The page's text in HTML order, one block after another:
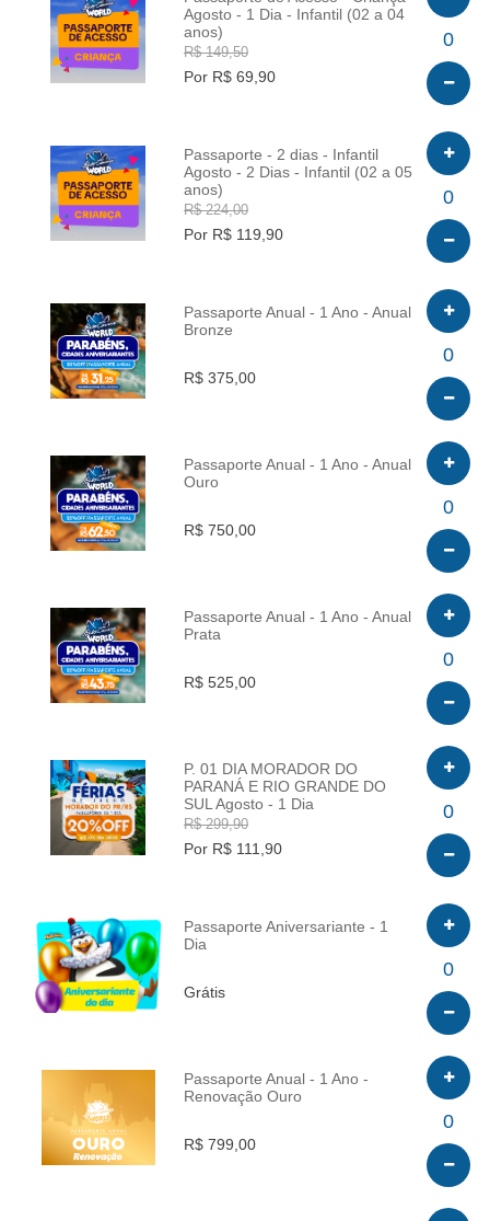
INFO
Agosto - 1 Dia - Infantil (02 a 04
anos)
R$ 149,50
Por R$ 69,90
0
INFO
Passaporte - 2 dias - Infantil
Agosto - 2 Dias - Infantil (02 a 05
anos)
R$ 224,00
Por R$ 119,90
0
INFO
Passaporte Anual - 1 Ano - Anual
Bronze
R$ 375,00
0
INFO
Passaporte Anual - 1 Ano - Anual
Ouro
R$ 750,00
0
INFO
Passaporte Anual - 1 Ano - Anual
Prata
R$ 525,00
0
INFO
P. 01 DIA MORADOR DO
PARANÁ E RIO GRANDE DO
SUL Agosto - 1 Dia
R$ 299,90
Por R$ 111,90
0
INFO
Passaporte Aniversariante - 1
Dia
Grátis
0
INFO
Passaporte Anual - 1 Ano -
Renovação Ouro
R$ 799,00
0